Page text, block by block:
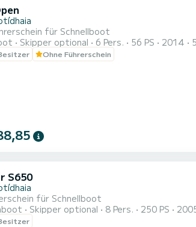
für Schnellboot
Skipper optional 6 Pers. 56 PS 2014
Ohne Führerschein
S650
für Schnellboot
Skipper optional 8 Pers. 250 PS